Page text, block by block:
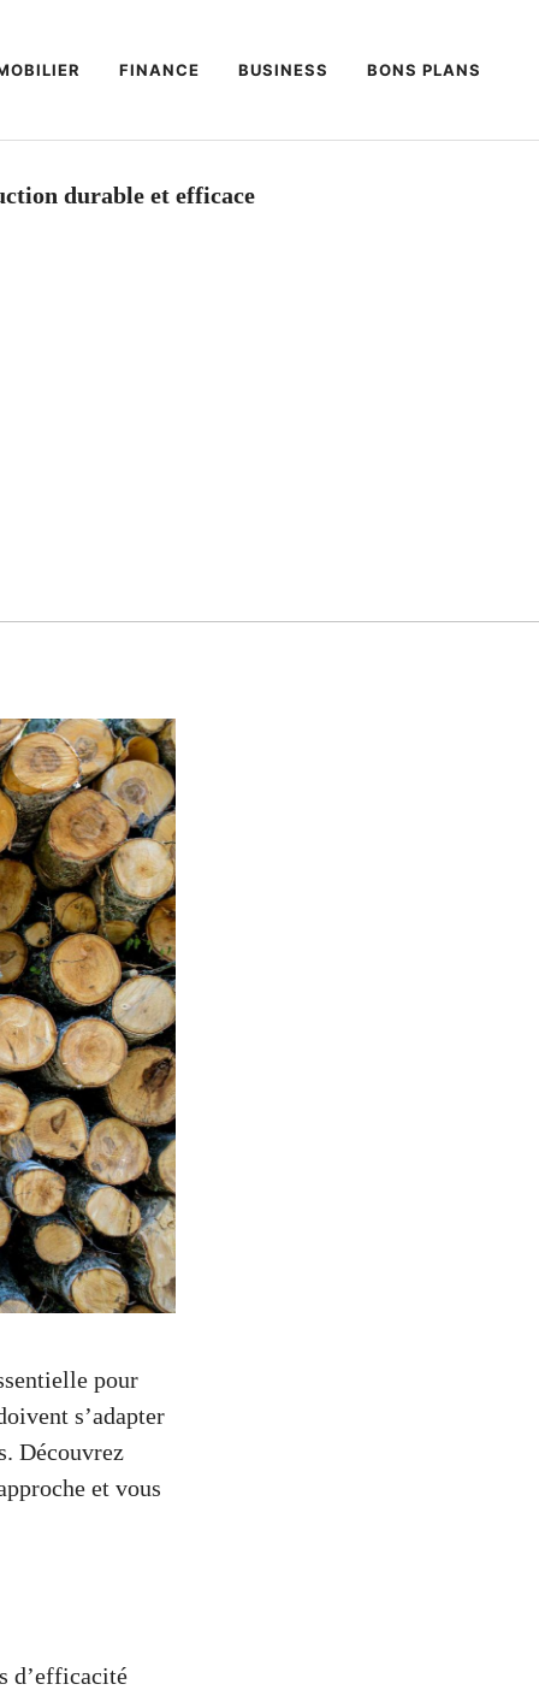
FINANCE BUSINESS BONS PLANS
durable et efficace
pour
s’adapter
Découvrez
et vous
d’efficacité